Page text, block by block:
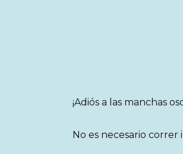
¡Adiós a las manchas
No es necesario